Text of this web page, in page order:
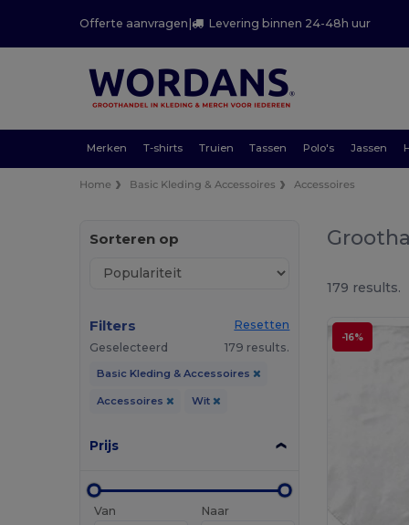
Offerte aanvragen | Levering binnen 24-48h uur
Merken T-shirts Truien Tassen Polo's Jassen
Home Basic Kleding & Accessoires Accessoires
Sorteren op
Filters
Resetten
Geselecteerd
179 results.
Basic Kleding & Accessoires
Accessoires Wit
Prijs
Van
Naar
179 results.
-16%